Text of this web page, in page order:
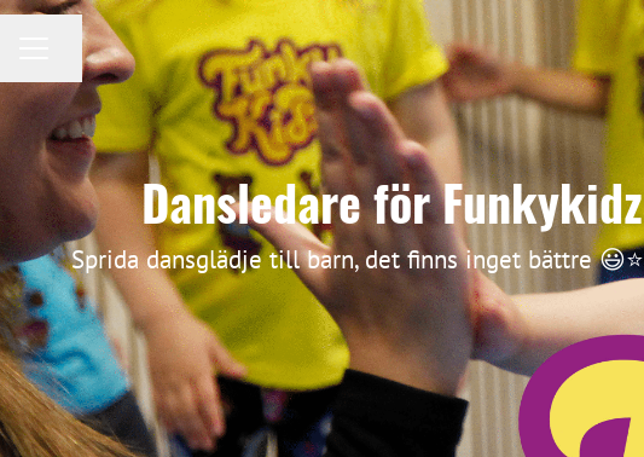
KARRIÄRMENY
Dela sidan
Dansledare för
Sprida dansglädje till barn, det finns inget bättre